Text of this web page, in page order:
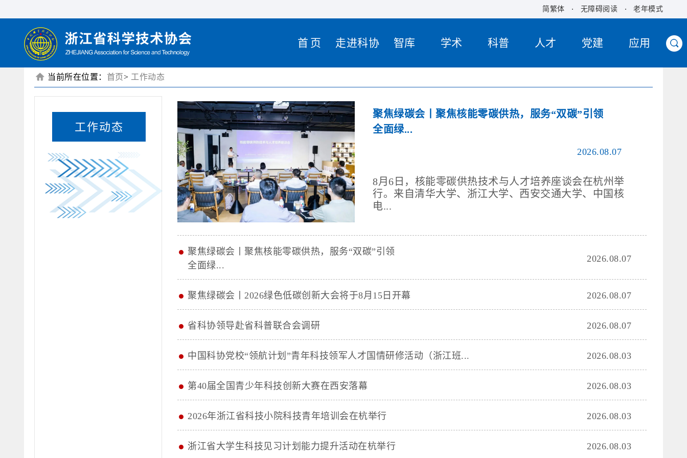
简繁体 无障碍阅读 老年模式
首页 走进科协 智库 学术 科普 人才 党建 应用
当前所在位置： 首页> 工作动态
工作动态
聚焦绿碳会丨聚焦核能零碳供热，服务“双碳”引领
全面绿...
2026.08.07
8月6日，核能零碳供热技术与人才培养座谈会在杭州举
行。来自清华大学、浙江大学、西安交通大学、中国核
电...
聚焦绿碳会丨聚焦核能零碳供热，服务“双碳”引领
全面绿...
2026.08.07
聚焦绿碳会丨2026绿色低碳创新大会将于8月15日开幕 2026.08.07
省科协领导赴省科普联合会调研 2026.08.07
中国科协党校“领航计划”青年科技领军人才国情研修活动（浙江班... 2026.08.03
第40届全国青少年科技创新大赛在西安落幕 2026.08.03
2026年浙江省科技小院科技青年培训会在杭举行 2026.08.03
浙江省大学生科技见习计划能力提升活动在杭举行 2026.08.03